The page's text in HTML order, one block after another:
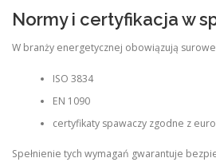
Normy i certyfikacja w
W branży energetycznej obowiązują
ISO 3834
EN 1090
certyfikaty spawaczy zgodne z
Spełnienie tych wymagań gwarantuje